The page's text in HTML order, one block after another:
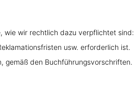
wie wir rechtlich dazu verpflichtet sind:
usw. erforderlich ist.
den Buchführungsvorschriften.